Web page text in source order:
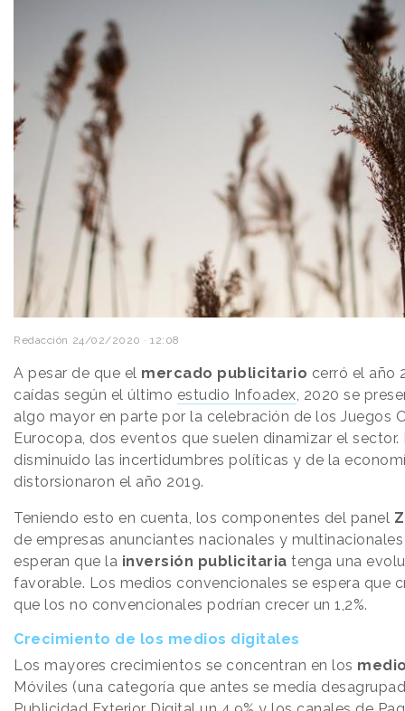
Redacción 24/02/2020 · 12:08
A pesar de que el mercado publicitario cerró el año
caídas según el último estudio Infoadex, 2020 se
algo mayor en parte por la celebración de los Juegos
Eurocopa, dos eventos que suelen dinamizar el
disminuido las incertidumbres políticas y de la
distorsionaron el año 2019.
Teniendo esto en cuenta, los componentes del panel
de empresas anunciantes nacionales y
esperan que la inversión publicitaria tenga una
favorable. Los medios convencionales se espera que
que los no convencionales podrían crecer un 1,2%.
Crecimiento de los medios digitales
Los mayores crecimientos se concentran en los
Móviles (una categoría que antes se medía